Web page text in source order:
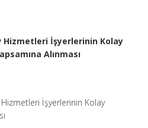
Hizmetleri İşyerlerinin Kolay
Alınması
İşyerlerinin Kolay